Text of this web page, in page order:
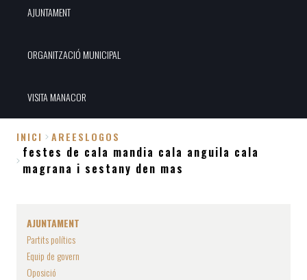
AJUNTAMENT
ORGANITZACIÓ MUNICIPAL
VISITA MANACOR
Fil
d'Ariadna
INICI AREESLOGOS
festes de cala mandia cala anguila cala
magrana i sestany den mas
AJUNTAMENT
Partits polítics
Equip de govern
Oposició